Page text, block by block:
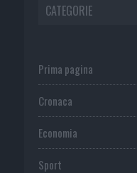
CATEGORIE
Prima pagina
Cronaca
Economia
Sport